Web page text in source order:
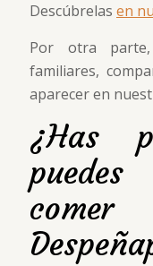
Descúbrelas en
Por otra
familiares,
aparecer en
¿Has